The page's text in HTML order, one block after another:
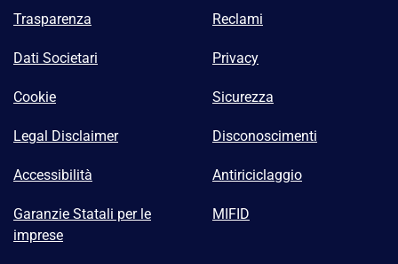
Trasparenza Reclami
Dati Societari Privacy
Cookie Sicurezza
Legal Disclaimer Disconoscimenti
Accessibilità Antiriciclaggio
Garanzie Statali per le
imprese
MIFID